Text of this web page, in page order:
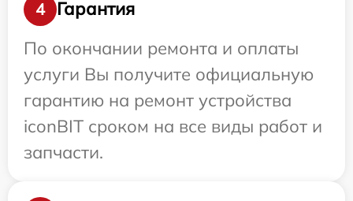
4
Гарантия
По окончании ремонта и оплаты
услуги Вы получите официальную
гарантию на ремонт устройства
iconBIT сроком на все виды работ и
запчасти.